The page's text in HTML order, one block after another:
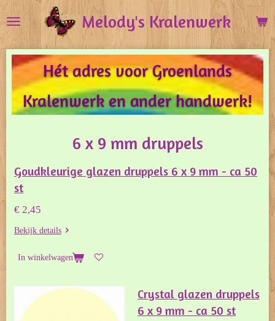
direct
naar
hoofdinhoud
Melody's Kralenwerk
Hét adres voor Groenlands
Kralenwerk en ander handwerk!
6 x 9 mm druppels
Goudkleurige glazen druppels 6 x 9 mm - ca 50
st
€ 2,45
Bekijk details
In winkelwagen
Crystal glazen druppels
6 x 9 mm - ca 50 st